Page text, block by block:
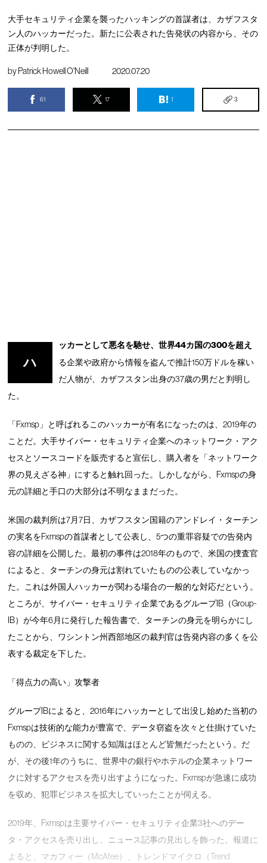
大手セキュリティ企業を襲ったハッキングの首謀者は、カザフスタ
ン人のハッカーだった。新たに公表された告発状の内容から、その
正体が判明した。
byPatrick Howell O'Neill 2020.07.20
61 17 1 3
ハ
ッカーとして悪名を馳せ、世界44カ国の300を超え
る企業や政府から情報を盗んで推計150万ドルを稼い
だ人物が、カザフスタン出身の37歳の男だと判明し
た。
「Fxmsp」と呼ばれるこのハッカーが有名になったのは、2019年の
ことだ。大手サイバー・セキュリティ企業へのネットワーク・アク
セスとソースコードを販売すると宣伝し、購入者を「ネットワーク
界の見えざる神」にすると触れ回った。しかしながら、Fxmspの身
元の詳細と手口の大部分は不明なままだった。
米国の裁判所は7月7日、カザフスタン国籍のアンドレイ・ターチン
の実名をFxmspの首謀者として公表し、5つの重罪容疑での告発内
容の詳細を公開した。最初の事件は2018年のもので、米国の捜査官
によると、ターチンの身元は割れていたものの公表していなかっ
た。これは外国人ハッカーが関わる場合の一般的な対応だという。
ところが、サイバー・セキュリティ企業であるグループIB（Group-
IB）が今年6月に発行した報告書で、ターチンの身元を明らかにし
たことから、ワシントン州西部地区の裁判官は告発内容の多くを公
表する裁定を下した。
「得点力の高い」攻撃者
グループIBによると、2016年にハッカーとして出没し始めた当初の
Fxmspは技術的な能力が豊富で、データ窃盗を次々と仕掛けていた
ものの、ビジネスに関する知識はほとんど皆無だったという。だ
が、その後1年のうちに、世界中の銀行やホテルの企業ネットワー
クに対するアクセスを売り出すようになった。Fxmspが急速に成功
を収め、犯罪ビジネスを拡大していったことが伺える。
2019年、Fxmspは主要サイバー・セキュリティ企業3社へのデー
タ・アクセスを売り出し、ニュース記事の見出しを飾った。報道に
よると、マカフィー（McAfee）、トレンドマイクロ（Trend